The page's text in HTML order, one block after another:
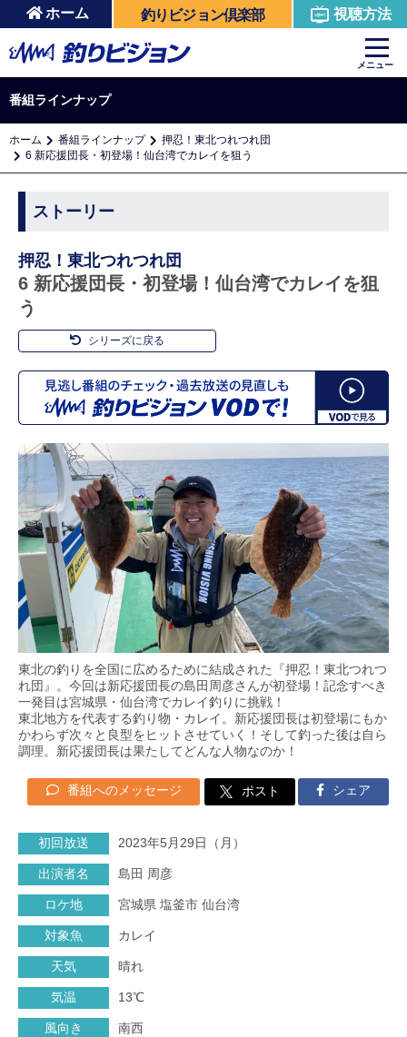
ホーム 釣りビジョン倶楽部 視聴方法
メニュー
番組ラインナップ
ホーム 番組ラインナップ
押忍！東北つれつれ団
6 新応援団長・初登場！仙台湾でカレイを狙う
ストーリー
押忍！東北つれつれ団
6 新応援団長・初登場！仙台湾でカレイを狙
う
シリーズに戻る
東北の釣りを全国に広めるために結成された『押忍！東北つれつ
れ団』。今回は新応援団長の島田周彦さんが初登場！記念すべき
一発目は宮城県・仙台湾でカレイ釣りに挑戦！
東北地方を代表する釣り物・カレイ。新応援団長は初登場にもか
かわらず次々と良型をヒットさせていく！そして釣った後は自ら
調理。新応援団長は果たしてどんな人物なのか！
番組へのメッセージ ポスト シェア
初回放送 2023年5月29日（月）
出演者名 島田 周彦
ロケ地 宮城県 塩釜市 仙台湾
対象魚 カレイ
天気 晴れ
気温 13℃
風向き 南西